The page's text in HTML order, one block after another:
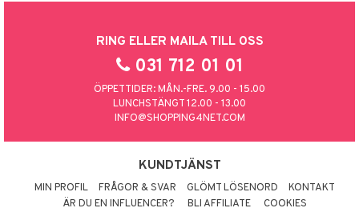
RING ELLER MAILA TILL OSS
031 712 01 01
ÖPPETTIDER: MÅN.-FRE. 9.00 - 15.00
LUNCHSTÄNGT 12.00 - 13.00
INFO@SHOPPING4NET.COM
KUNDTJÄNST
MIN PROFIL FRÅGOR & SVAR GLÖMT LÖSENORD
KONTAKT
ÄR DU EN INFLUENCER?
BLI AFFILIATE
COOKIES